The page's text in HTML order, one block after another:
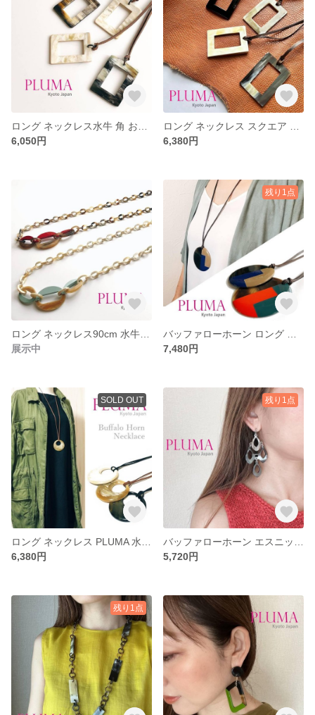
6,050円
6,380円
展示中
残り1点
7,480円
SOLD OUT
6,380円
残り1点
5,720円
残り1点